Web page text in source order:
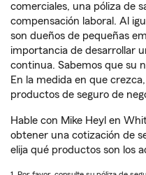
comerciales, una póliza de
compensación laboral. Al
son dueños de pequeñas
importancia de desarrollar
continua. Sabemos que su
En la medida en que
productos de seguro de
Hable con Mike Heyl en
obtener una cotización de
elija qué productos son los